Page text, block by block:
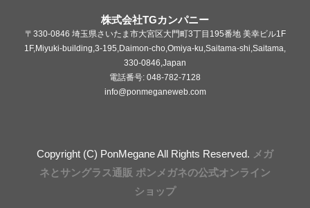
株式会社TGカンパニー
〒330-0846 埼玉県さいたま市大宮区大門町3丁目195番地 美幸ビル1F
1F,Miyuki-building,3-195,Daimon-cho,Omiya-ku,Saitama-shi,Saitama,
330-0846,Japan
電話番号: 048-782-7128
info@ponmeganeweb.com
Copyright (C) PonMegane All Rights Reserved. メガ
ネとサングラス通販 ポンメガネの公式オンライン
ショップ